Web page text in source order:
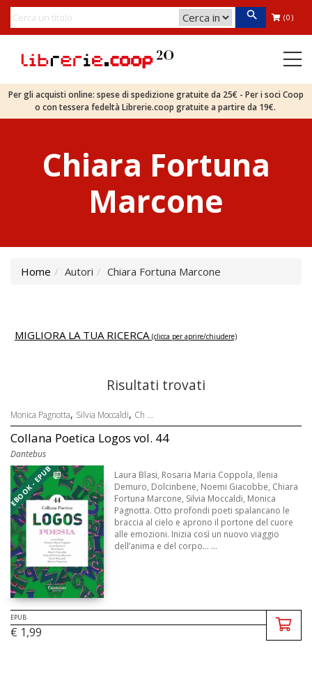
(0)
Per gli acquisti online: spese di spedizione gratuite da 25€ - Per i soci Coop
o con tessera fedeltà Librerie.coop gratuite a partire da 19€.
Chiara Fortuna
Marcone
Home Autori Chiara Fortuna Marcone
MIGLIORA LA TUA RICERCA (clicca per aprire/chiudere)
Risultati trovati
Monica Pagnotta, Silvia Moccaldi, Ch ...
Collana Poetica Logos vol. 44
Dantebus
EBOOK - EPUB
Laura Blasi, Rosaria Maria Coppola, Ilenia
Demuro, Dolcinbene, Noemi Giacobbe, Chiara
Fortuna Marcone, Silvia Moccaldi, Monica
Pagnotta. Otto profondi poeti spalancano le
braccia al cielo e aprono il portone del cuore
alle emozioni. Inizia così un nuovo viaggio
dell’anima e del corpo… ...
EPUB
€ 1,99